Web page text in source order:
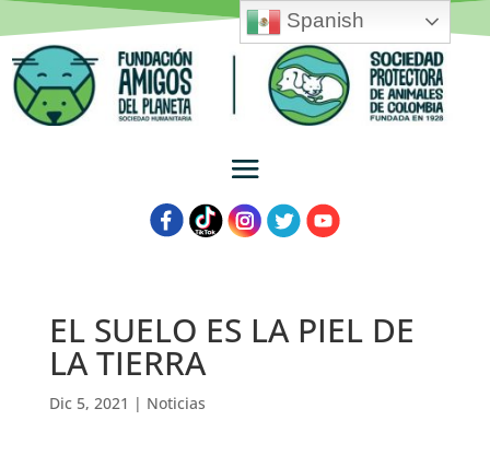
EL SUELO ES LA PIEL DE
LA TIERRA
Dic 5, 2021 | Noticias
Spanish